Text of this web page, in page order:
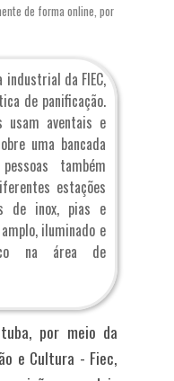
de forma online, por
industrial da FIEC,
de panificação.
usam aventais e
uma bancada
também
estações
de inox, pias e
iluminado e
na área de
por meio da
e Cultura - Fiec,